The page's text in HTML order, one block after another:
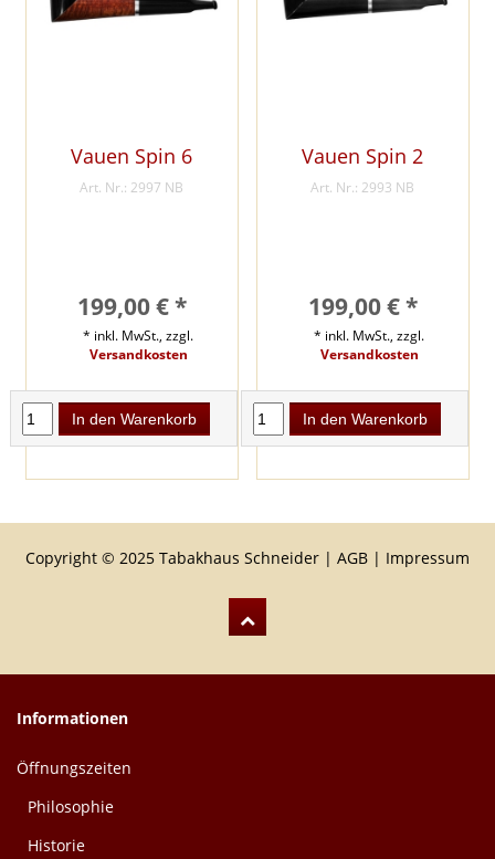
Vauen Spin 6
Art. Nr.: 2997 NB
199,00 € *
* inkl. MwSt., zzgl.
Versandkosten
In den Warenkorb
Vauen Spin 2
Art. Nr.: 2993 NB
199,00 € *
* inkl. MwSt., zzgl.
Versandkosten
In den Warenkorb
Copyright © 2025 Tabakhaus Schneider | AGB | Impressum
Informationen
Öffnungszeiten
Philosophie
Historie